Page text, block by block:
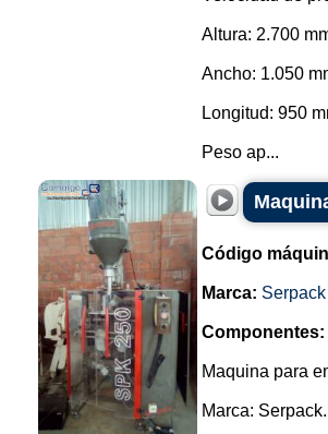
Altura: 2.700
Ancho: 1.050
Longitud: 950
Peso ap...
Código
Marca: Serpack
Componentes:
Maquina para
Marca: Serpack.